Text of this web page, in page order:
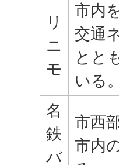
リ
ニ
モ
市内
交通
とと
いる。
名
鉄
バ
市西
市内